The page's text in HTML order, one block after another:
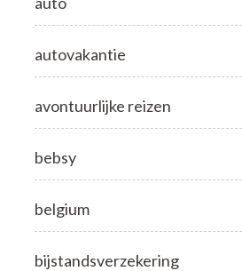
autovakantie
avontuurlijke reizen
bebsy
belgium
bijstandsverzekering